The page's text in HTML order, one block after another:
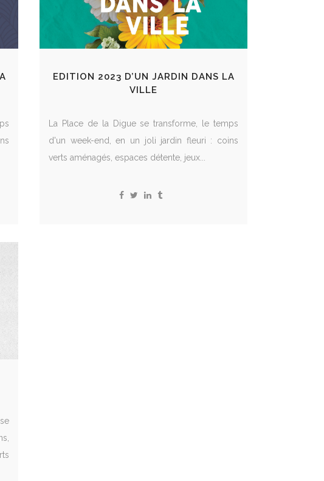
EDITION 2023 D’UN JARDIN DANS LA
VILLE
La Place de la Digue se transforme, le temps
d'un week-end, en un joli jardin fleuri : coins
verts aménagés, espaces détente, jeux...